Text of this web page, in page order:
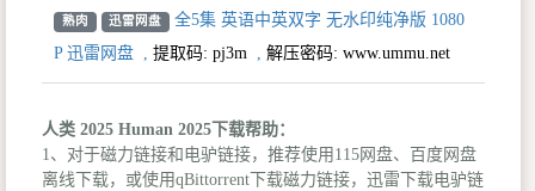
熟肉 迅雷网盘
全5集 英语中英双字 无水印纯净版 1080
P 迅雷网盘 , 提取码: pj3m , 解压密码: www.ummu.net
人类 2025 Human 2025下载帮助：
1、对于磁力链接和电驴链接，推荐使用115网盘、百度网盘
离线下载，或使用qBittorrent下载磁力链接，迅雷下载电驴链